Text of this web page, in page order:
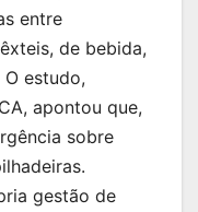
entre
de bebida,
estudo,
apontou que,
sobre
gestão de